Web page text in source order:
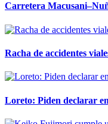
Carretera
Racha de accidentes
Loreto: Piden declarar